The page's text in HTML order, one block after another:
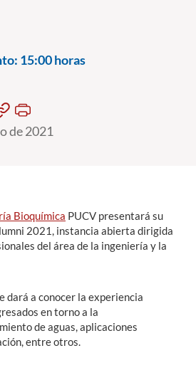
15:00 horas
de 2021
Bioquímica PUCV presentará su
2021, instancia abierta dirigida
del área de la ingeniería y la
dará a conocer la experiencia
en torno a la
de aguas, aplicaciones
entre otros.